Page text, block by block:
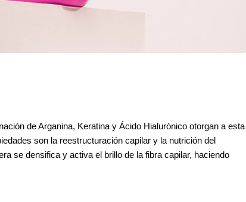
de Arganina, Keratina y Ácido Hialurónico otorgan a esta
son la reestructuración capilar y la nutrición del
se densifica y activa el brillo de la fibra capilar, haciendo